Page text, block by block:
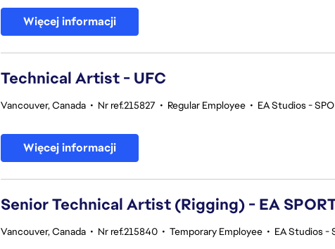
Więcej informacji
Technical Artist - UFC
Vancouver, Canada • Nr ref.215827 • Regular Employee • EA Studios -
Więcej informacji
Senior Technical Artist (Rigging) - EA
Vancouver, Canada • Nr ref.215840 • Temporary Employee • EA Studios -